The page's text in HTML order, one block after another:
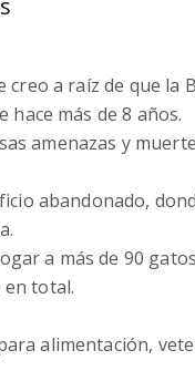
creo a raíz de que la
hace más de 8 años.
amenazas y
abandonado,
a más de 90
en total.
alimentación,